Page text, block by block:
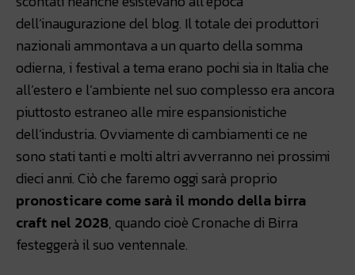
dell’inaugurazione del blog. Il totale dei produttori
nazionali ammontava a un quarto della somma
odierna, i festival a tema erano pochi sia in Italia che
all’estero e l’ambiente nel suo complesso era ancora
piuttosto estraneo alle mire espansionistiche
dell’industria. Ovviamente di cambiamenti ce ne
sono stati tanti e molti altri avverranno nei prossimi
dieci anni. Ciò che faremo oggi sarà proprio
pronosticare come sarà il mondo della birra
craft nel 2028, quando cioè Cronache di Birra
festeggerà il suo ventennale.